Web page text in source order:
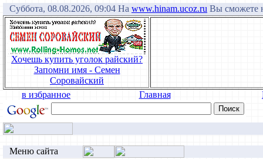
Суббота, 08.08.2026, 09:04 На www.hinam.ucoz.ru Вы сможете
Хочешь купить уголок райский?
Запомни имя - Семен
Соровайский
в избранное
Главная
Меню сайта